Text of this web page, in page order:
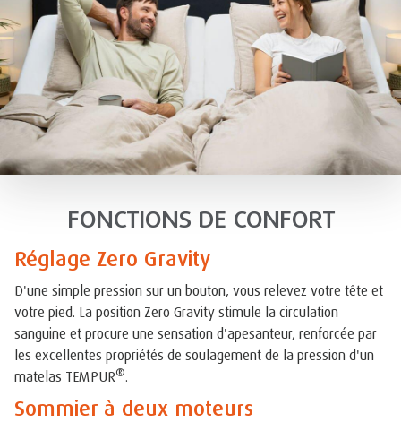
FONCTIONS DE CONFORT
Réglage Zero Gravity
D'une simple pression sur un bouton, vous relevez votre tête et
votre pied. La position Zero Gravity stimule la circulation
sanguine et procure une sensation d'apesanteur, renforcée par
les excellentes propriétés de soulagement de la pression d'un
matelas TEMPUR®.
Sommier à deux moteurs